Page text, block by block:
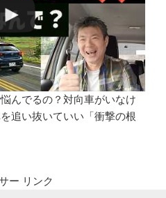
んでるの？対向車がいなけ
追い抜いていい「衝撃の根
ー リンク